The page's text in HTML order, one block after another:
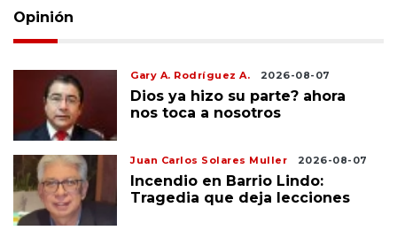
Opinión
Gary A. Rodríguez A. 2026-08-07
Dios ya hizo su parte? ahora
nos toca a nosotros
Juan Carlos Solares Muller 2026-08-07
Incendio en Barrio Lindo:
Tragedia que deja lecciones